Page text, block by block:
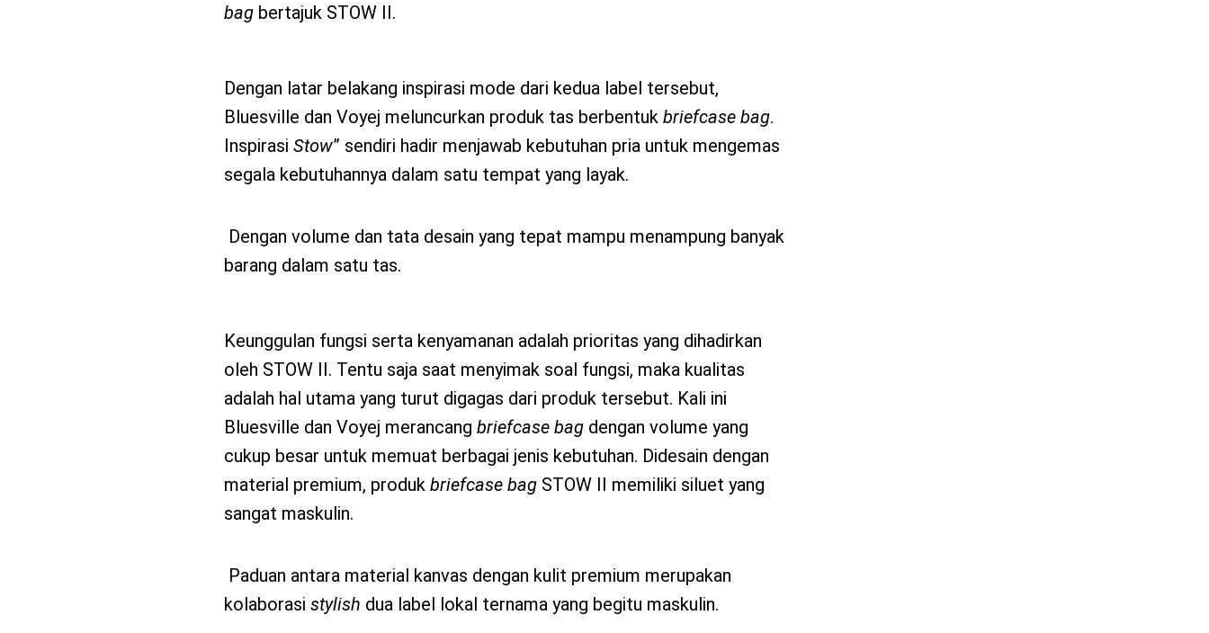
bagbertajuk STOW II.
Dengan latar belakang inspirasi mode dari kedua label tersebut,
Bluesville dan Voyej meluncurkan produk tas berbentuk briefcase bag.
Inspirasi Stow” sendiri hadir menjawab kebutuhan pria untuk mengemas
segala kebutuhannya dalam satu tempat yang layak.
Dengan volume dan tata desain yang tepat mampu menampung banyak
barang dalam satu tas.
Keunggulan fungsi serta kenyamanan adalah prioritas yang dihadirkan
oleh STOW II. Tentu saja saat menyimak soal fungsi, maka kualitas
adalah hal utama yang turut digagas dari produk tersebut. Kali ini
Bluesville dan Voyej merancang briefcase bag dengan volume yang
cukup besar untuk memuat berbagai jenis kebutuhan. Didesain dengan
material premium, produk briefcase bagSTOW II memiliki siluet yang
sangat maskulin.
Paduan antara material kanvas dengan kulit premium merupakan
kolaborasi stylish dua label lokal ternama yang begitu maskulin.